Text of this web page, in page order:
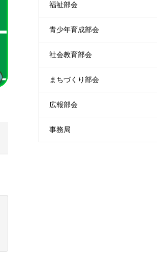
福祉部会
青少年育成部会
社会教育部会
まちづくり部会
広報部会
事務局